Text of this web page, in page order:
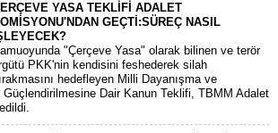
YASA TEKLİFİ ADALET
GEÇTİ:SÜREÇ NASIL
"Çerçeve Yasa" olarak bilinen ve terör
PKK'nin kendisini feshederek silah
hedefleyen Milli Dayanışma ve
Dair Kanun Teklifi, TBMM Adalet